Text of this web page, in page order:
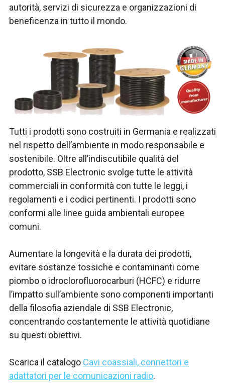
autorità, servizi di sicurezza e organizzazioni di
beneficenza in tutto il mondo.
Tutti i prodotti sono costruiti in Germania e realizzati
nel rispetto dell’ambiente in modo responsabile e
sostenibile. Oltre all’indiscutibile qualità del
prodotto, SSB Electronic svolge tutte le attività
commerciali in conformità con tutte le leggi, i
regolamenti e i codici pertinenti. I prodotti sono
conformi alle linee guida ambientali europee
comuni.
Aumentare la longevità e la durata dei prodotti,
evitare sostanze tossiche e contaminanti come
piombo o idroclorofluorocarburi (HCFC) e ridurre
l’impatto sull’ambiente sono componenti importanti
della filosofia aziendale di SSB Electronic,
concentrando costantemente le attività quotidiane
su questi obiettivi.
Scarica il catalogo Cavi coassiali, connettori e
adattatori per le comunicazioni radio.